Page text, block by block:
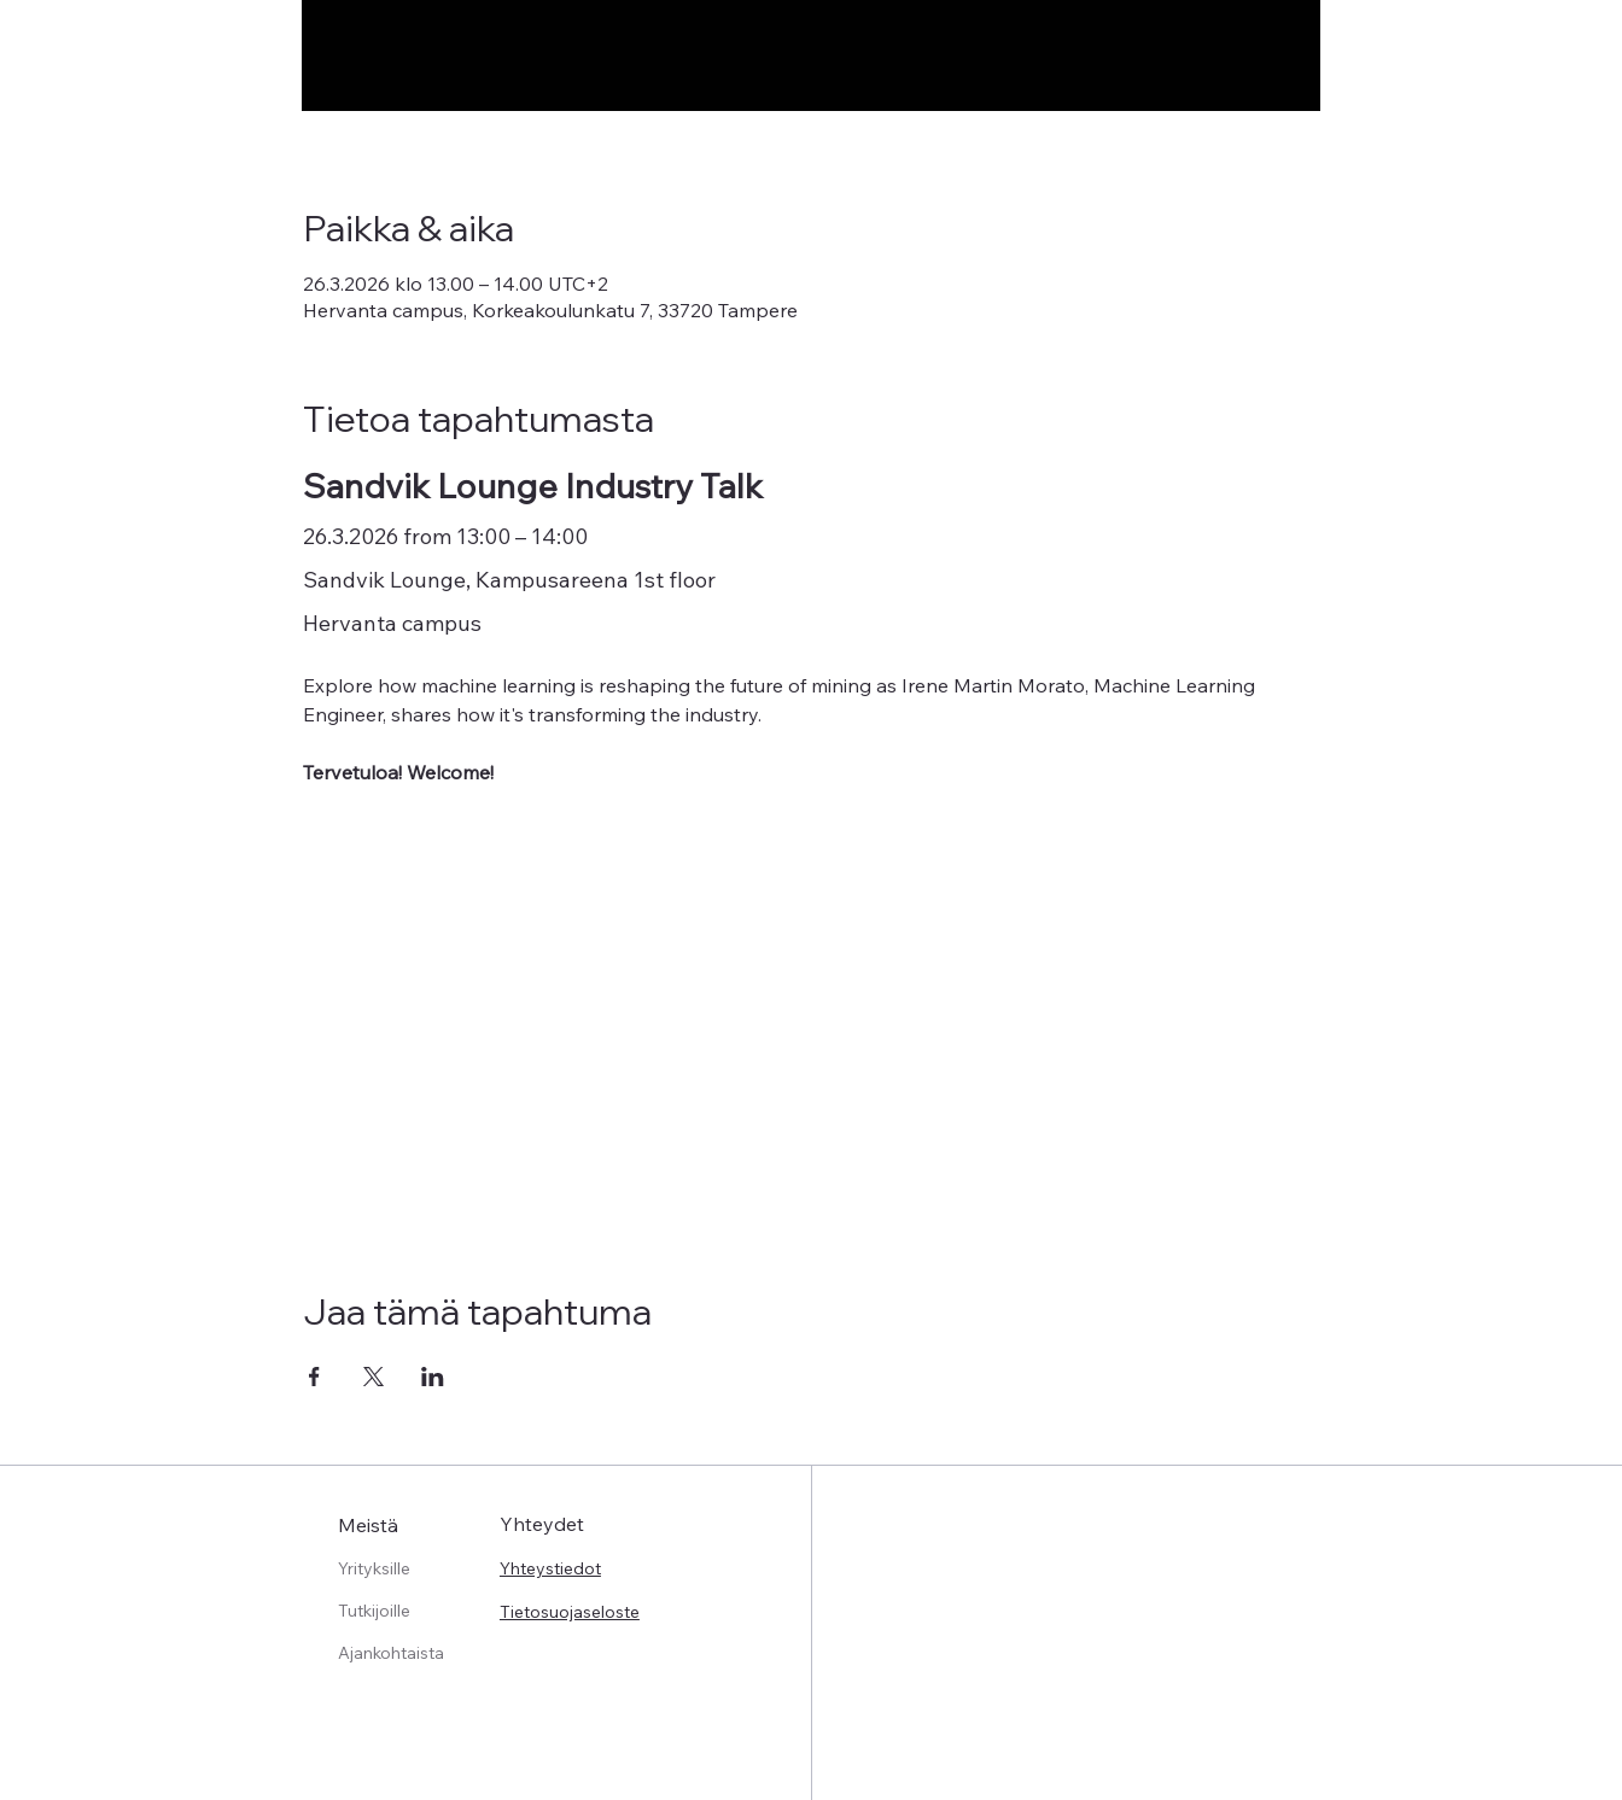
Paikka & aika
26.3.2026 klo 13.00 – 14.00 UTC+2
Hervanta campus, Korkeakoulunkatu 7, 33720 Tampere
Tietoa tapahtumasta
Sandvik Lounge Industry Talk
26.3.2026 from 13:00 – 14:00
Sandvik Lounge, Kampusareena 1st floor
Hervanta campus
Explore how machine learning is reshaping the future of mining as Irene Martin Morato, Machine Learning
Engineer, shares how it's transforming the industry.
Tervetuloa! Welcome!
Jaa tämä tapahtuma
Meistä
Yrityksille
Tutkijoille
Ajankohtaista
Yhteydet
Yhteystiedot
Tietosuojaseloste